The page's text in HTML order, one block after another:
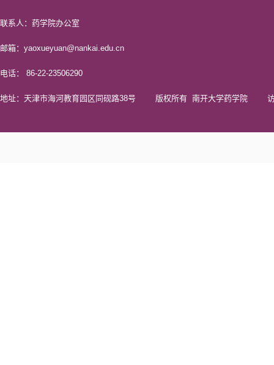
联系人：药学院办公室
邮箱：yaoxueyuan@nankai.edu.cn
电话： 86-22-23506290
地址：天津市海河教育园区同砚路38号 版权所有 南开大学药学院 访